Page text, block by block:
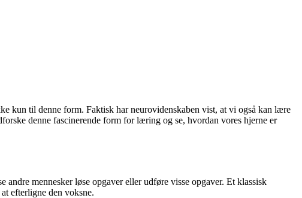
kun til denne form. Faktisk har neurovidenskaben vist, at vi også kan lære
denne fascinerende form for læring og se, hvordan vores hjerne er
mennesker løse opgaver eller udføre visse opgaver. Et klassisk
efterligne den voksne.